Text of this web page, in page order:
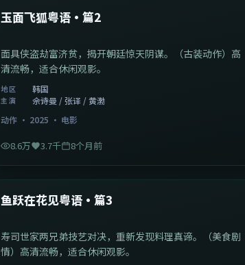
最新
玉面飞狐粤语·篇2
面具侠盗劫富济贫，揭开朝廷惊天阴谋。（古装动作）高
清流畅，适合休闲观影。
地区 韩国
主演
佘诗曼 / 张译 / 黄渤
动作 · 2025 · 电影
8.6万 3.7千 8个月前
最新
中国香港 1:02:40
鱼跃在花见粤语·篇3
寿司世家两兄弟技艺对决，重新发现料理真谛。（美食剧
情）高清流畅，适合休闲观影。